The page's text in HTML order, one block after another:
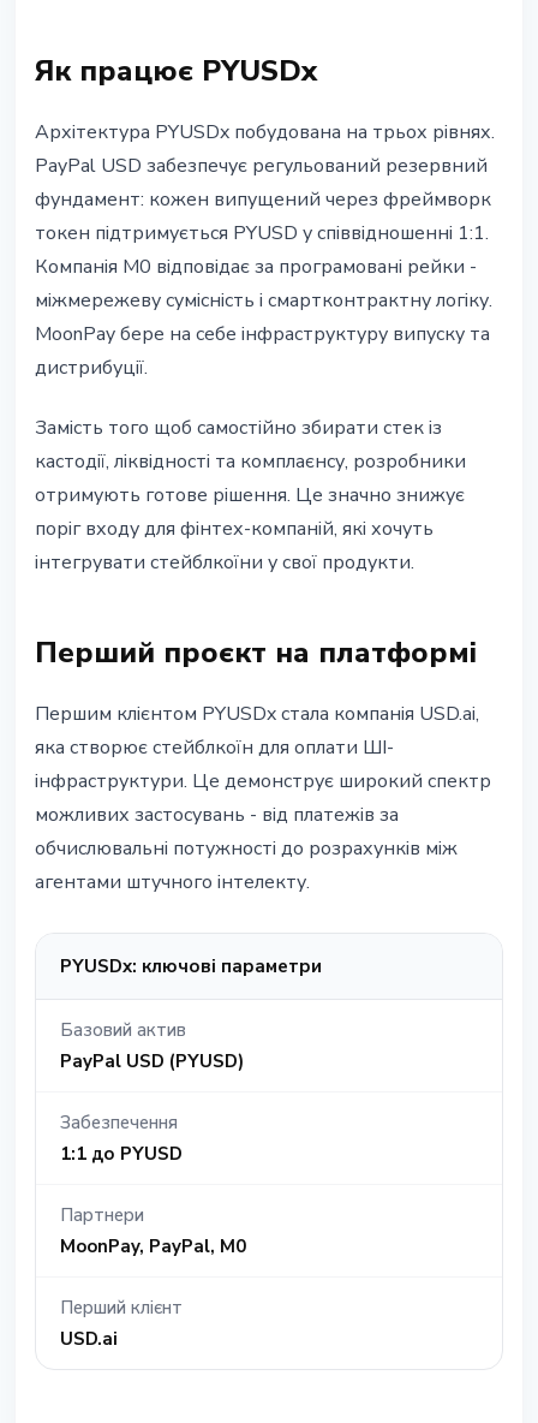
Як працює PYUSDx
Архітектура PYUSDx побудована на трьох рівнях.
PayPal USD забезпечує регульований резервний
фундамент: кожен випущений через фреймворк
токен підтримується PYUSD у співвідношенні 1:1.
Компанія M0 відповідає за програмовані рейки -
міжмережеву сумісність і смартконтрактну логіку.
MoonPay бере на себе інфраструктуру випуску та
дистрибуції.
Замість того щоб самостійно збирати стек із
кастодії, ліквідності та комплаєнсу, розробники
отримують готове рішення. Це значно знижує
поріг входу для фінтех-компаній, які хочуть
інтегрувати стейблкоїни у свої продукти.
Перший проєкт на платформі
Першим клієнтом PYUSDx стала компанія USD.ai,
яка створює стейблкоїн для оплати ШІ-
інфраструктури. Це демонструє широкий спектр
можливих застосувань - від платежів за
обчислювальні потужності до розрахунків між
агентами штучного інтелекту.
PYUSDx: ключові параметри
Базовий актив
PayPal USD (PYUSD)
Забезпечення
1:1 до PYUSD
Партнери
MoonPay, PayPal, M0
Перший клієнт
USD.ai